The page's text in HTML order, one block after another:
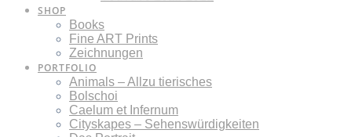
SHOP
Books
Fine ART Prints
Zeichnungen
PORTFOLIO
Animals – Allzu tierisches
Bolschoi
Caelum et Infernum
Cityskapes – Sehenswürdigkeiten